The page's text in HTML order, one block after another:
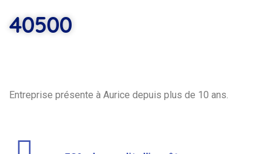
40500
Entreprise présente à Aurice depuis plus de 10 ans.